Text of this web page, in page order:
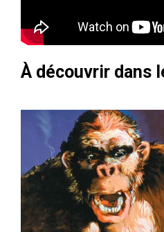
À découvrir dans